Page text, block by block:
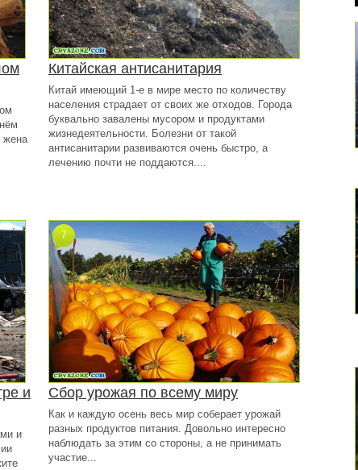
жена
Китайская антисанитария
Китай имеющий 1-е в мире место по количеству
населения страдает от своих же отходов. Города
буквально завалены мусором и продуктами
жизнедеятельности. Болезни от такой
антисанитарии развиваются очень быстро, а
лечению почти не поддаются....
и
и
Сбор урожая по всему миру
Как и каждую осень весь мир соберает урожай
разных продуктов питания. Довольно интересно
наблюдать за этим со стороны, а не принимать
участие...
7